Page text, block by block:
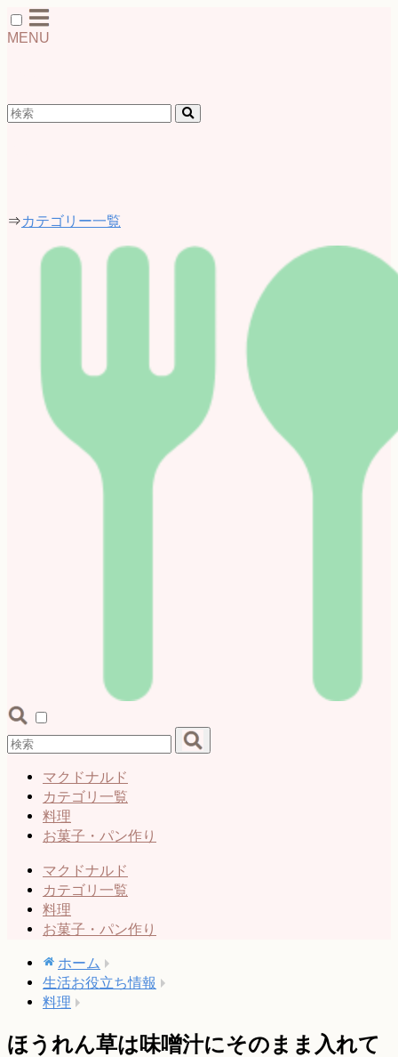
MENU
⇒カテゴリー一覧
マクドナルド
カテゴリ一覧
料理
お菓子・パン作り
マクドナルド
カテゴリ一覧
料理
お菓子・パン作り
ホーム
生活お役立ち情報
料理
ほうれん草は味噌汁にそのまま入れて